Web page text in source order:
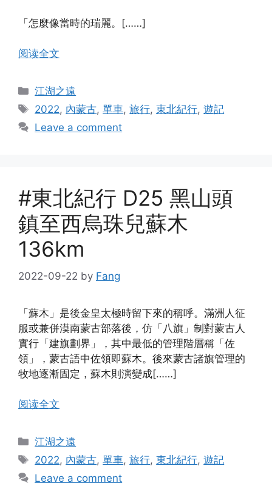
「怎麼像當時的瑞麗。[……]
阅读全文
Categories
江湖之遠
Tags
2022, 內蒙古,單車,旅行,東北紀行,遊記
Leave a comment
#東北紀行 D25 黑山頭
鎮至西烏珠兒蘇木
136km
2022-09-22 by Fang
「蘇木」是後金皇太極時留下來的稱呼。滿洲人征
服或兼併漠南蒙古部落後，仿「八旗」制對蒙古人
實行「建旗劃界」，其中最低的管理階層稱「佐
領」，蒙古語中佐領即蘇木。後來蒙古諸旗管理的
牧地逐漸固定，蘇木則演變成[……]
阅读全文
Categories
江湖之遠
Tags
2022, 內蒙古,單車,旅行,東北紀行,遊記
Leave a comment